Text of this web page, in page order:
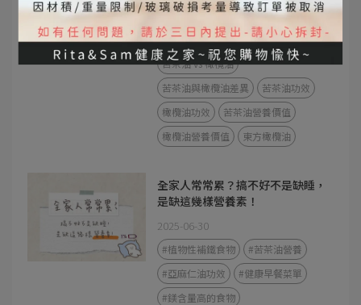
2025-09-04
#苦茶油
#橄欖油
苦茶油 vs 橄欖油
苦茶油與橄欖油差異
苦茶油功效
橄欖油功效
苦茶油營養價值
橄欖油營養價值
東方橄欖油
全家人常常累？搞不好不是缺睡，
是缺這幾樣營養素！
2025-06-30
#植物性補鐵食物
#苦茶油營養
#亞麻仁油功效
#健康早餐菜單
#鎂含量高的食物